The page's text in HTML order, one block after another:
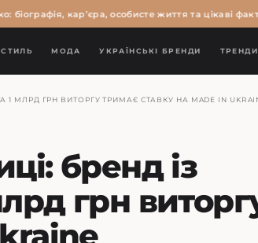
кар’єра, особисте життя та цікаві факти
СТИЛЬ МОДА УКРАЇНСЬКІ БРЕНДИ ТРЕНДИ
МЛРД ГРН ВИТОРГУ ТРИМАЄ СТАВКУ НА MADE IN
бренд із
грн